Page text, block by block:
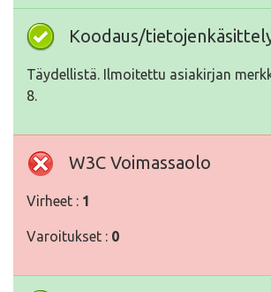
Koodaus/
Täydellistä. Ilmoitettu asiakirjan
8.
W3C Voimassaolo
Virheet : 1
Varoitukset : 0